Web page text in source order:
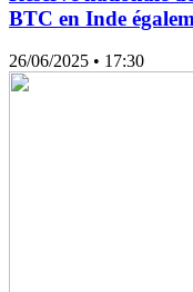
BTC en Inde
26/06/2025 • 17:30